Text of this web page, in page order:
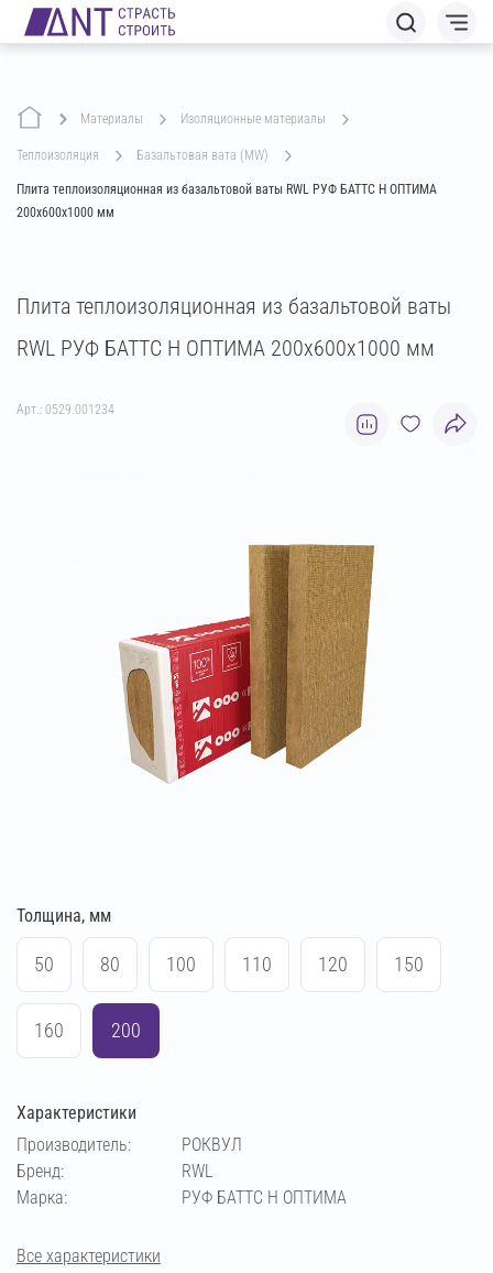
Материалы изоляционные материалы
теплоизоляция базальтовая вата (MW)
Плита теплоизоляционная из базальтовой ваты RWL РУФ БАТТС Н ОПТИМА
200х600х1000 мм
Плита теплоизоляционная из базальтовой ваты
RWL РУФ БАТТС Н ОПТИМА 200х600х1000 мм
Арт.: 0529.001234
Толщина, мм
50 80 100 110 120 150
160 200
Характеристики
Производитель:
РОКВУЛ
Бренд:
RWL
Марка:
РУФ БАТТС Н ОПТИМА
Все характеристики